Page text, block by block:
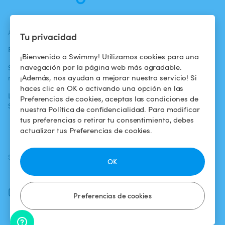
Tu privacidad
¡Bienvenido a Swimmy! Utilizamos cookies para una
navegación por la página web más agradable.
¡Además, nos ayudan a mejorar nuestro servicio! Si
haces clic en OK o activando una opción en las
Preferencias de cookies, aceptas las condiciones de
nuestra Política de confidencialidad. Para modificar
tus preferencias o retirar tu consentimiento, debes
actualizar tus Preferencias de cookies.
Preferencias de cookies
OK
ACTUALIDADES
Blog
Swimmy en los
medios
La aventura
Swimmy
Para los
propietarios
Alquilar mi
piscina
¿Cómo funciona?
Condiciones de
uso
Política de
confidencialidad
Aviso legal
SÍGUENOS
Facebook
Instagram